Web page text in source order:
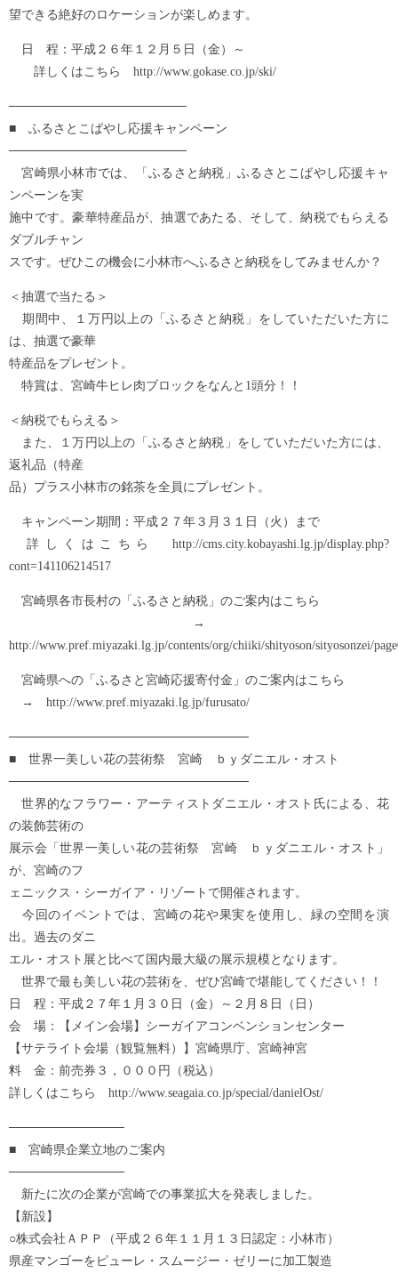
望できる絶好のロケーションが楽しめます。
日 程：平成２６年１２月５日（金）～
詳しくはこちら http://www.gokase.co.jp/ski/
────────────────────
■ ふるさとこばやし応援キャンペーン
────────────────────
宮崎県小林市では、「ふるさと納税」ふるさとこばやし応援キャ
ンペーンを実
施中です。豪華特産品が、抽選であたる、そして、納税でもらえる
ダブルチャン
スです。ぜひこの機会に小林市へふるさと納税をしてみませんか？
＜抽選で当たる＞
期間中、１万円以上の「ふるさと納税」をしていただいた方に
は、抽選で豪華
特産品をプレゼント。
特賞は、宮崎牛ヒレ肉ブロックをなんと1頭分！！
＜納税でもらえる＞
また、１万円以上の「ふるさと納税」をしていただいた方には、
返礼品（特産
品）プラス小林市の銘茶を全員にプレゼント。
キャンペーン期間：平成２７年３月３１日（火）まで
詳しくはこちら http://cms.city.kobayashi.lg.jp/display.php?
cont=141106214517
宮崎県各市長村の「ふるさと納税」のご案内はこちら
→
http://www.pref.miyazaki.lg.jp/contents/org/chiiki/shityoson/sityosonzei/
宮崎県への「ふるさと宮崎応援寄付金」のご案内はこちら
→ http://www.pref.miyazaki.lg.jp/furusato/
───────────────────────────
■ 世界一美しい花の芸術祭 宮崎 ｂｙダニエル・オスト
───────────────────────────
世界的なフラワー・アーティストダニエル・オスト氏による、花
の装飾芸術の
展示会「世界一美しい花の芸術祭 宮崎 ｂｙダニエル・オスト」
が、宮崎のフ
ェニックス・シーガイア・リゾートで開催されます。
今回のイベントでは、宮崎の花や果実を使用し、緑の空間を演
出。過去のダニ
エル・オスト展と比べて国内最大級の展示規模となります。
世界で最も美しい花の芸術を、ぜひ宮崎で堪能してください！！
日 程：平成２７年１月３０日（金）～２月８日（日）
会 場：【メイン会場】シーガイアコンベンションセンター
【サテライト会場（観覧無料）】宮崎県庁、宮崎神宮
料 金：前売券３，０００円（税込）
詳しくはこちら http://www.seagaia.co.jp/special/danielOst/
─────────────
■ 宮崎県企業立地のご案内
─────────────
新たに次の企業が宮崎での事業拡大を発表しました。
【新設】
○株式会社ＡＰＰ（平成２６年１１月１３日認定：小林市）
県産マンゴーをピューレ・スムージー・ゼリーに加工製造